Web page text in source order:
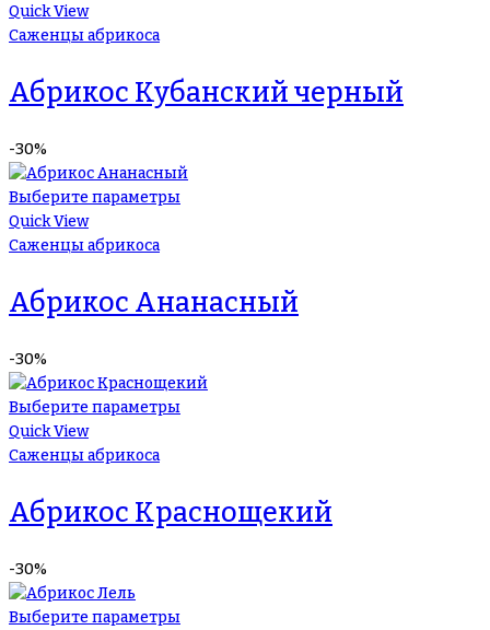
Quick View
Саженцы абрикоса
Абрикос Кубанский черный
-30%
Выберите параметры
Quick View
Саженцы абрикоса
Абрикос Ананасный
-30%
Выберите параметры
Quick View
Саженцы абрикоса
Абрикос Краснощекий
-30%
Выберите параметры